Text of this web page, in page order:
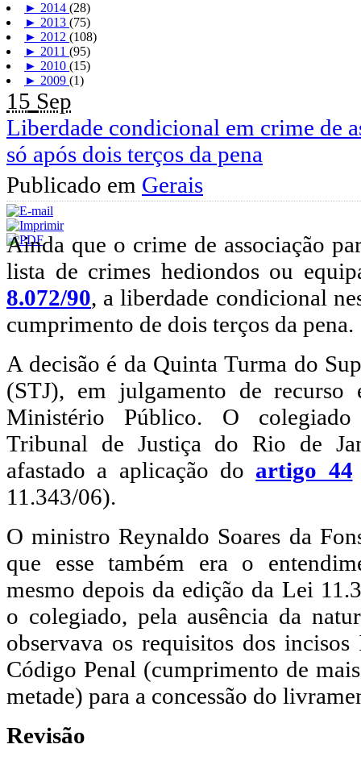
► 2014 (28)
► 2013 (75)
► 2012 (108)
► 2011 (95)
► 2010 (15)
► 2009 (1)
15 Sep
Liberdade condicional em crime de
só após dois terços da pena
Publicado em Gerais
Ainda que o crime de associação
lista de crimes hediondos ou
8.072/90, a liberdade condicional
cumprimento de dois terços da pena.
A decisão é da Quinta Turma do
(STJ), em julgamento de recurso
Ministério Público. O
Tribunal de Justiça do Rio de
afastado a aplicação do artigo 44
11.343/06).
O ministro Reynaldo Soares da
que esse também era o
mesmo depois da edição da Lei
o colegiado, pela ausência da
observava os requisitos dos
Código Penal (cumprimento de
metade) para a concessão do
Revisão